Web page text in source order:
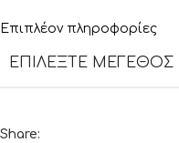
Επιπλέον πληροφορίες
ΕΠΙΛΈΞΤΕ ΜΈΓΕΘΟΣ
Share: